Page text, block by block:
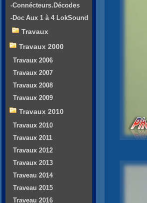
-Connécteurs.Décodes
-Doc Aux 1 à 4 LokSound
Travaux
Travaux 2000
Travaux 2006
Travaux 2007
Travaux 2008
Travaux 2009
Travaux 2010
Travaux 2010
Travaux 2011
Travaux 2012
Travaux 2013
Traveau 2014
Traveau 2015
Traveau 2016